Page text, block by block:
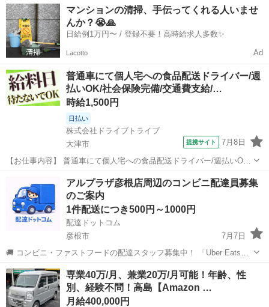
スタイルでの働き方を【Amazon Flex】で始めましょう！☆ 個人事業
主とし...
滋賀 大津市 Amazon
マンションの清掃、手伝ってくれる人いませ
んか？😭🙏
日給例1万円〜 / 登録不要！高時給求人多数✨
Lacotto Ad
普通車にて個人宅への食品配送ドライバー/週
払いOK/社会保険完備/交通費支給/…
時給1,500円
日払い
株式会社ドライブトライブ
大津市
提携サイト 7月8日
【お仕事内容】 普通車にて個人宅への食品配送ドライバー/週払いOK/
社会保険完備/交通費支給/大津市 土日祝休みあり！働きやすい日勤
帯！ 勤務地： 滋賀県大津市 ＼フルタイムのお仕事です。本職として
専念してくれる方を募集し...
配送
アルプラザ彦根店周辺のコンビニ配達員募集
のご案内
1件配送につき500円～1000円
配達ドットコム
彦根市
7月7日
🚚 コンビニ・ファストフードの配達スタッフ募集中！ 「Uber Eats」
や「出前館」のように、配達専用アプリを使ってお仕事するスタイル
です。 オファー内容を見てから、受けるかどうかを自由に選べます！
✅ 業務内容...
滋賀 彦根市 配送 ファストフード
専業40万/月、兼業20万/月可能！年齢、性
別、経験不問！高島【Amazon …
月給400,000円